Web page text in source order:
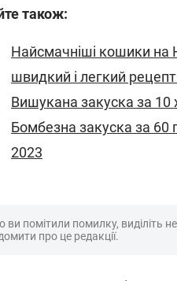
також:
Найсмачніші кошики на
швидкий і легкий
Вишукана закуска за 10
Бомбезна закуска за 60
2023
ви помітили помилку, виділіть
про це редакції.